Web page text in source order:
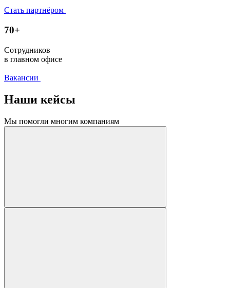
Стать партнёром
70+
Сотрудников
в главном офисе
Вакансии
Наши кейсы
Мы помогли многим компаниям